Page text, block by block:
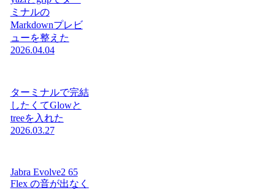
ミナルの
Markdownプレビ
ューを整えた
2026.04.04
ターミナルで完結
したくてGlowと
treeを入れた
2026.03.27
Jabra Evolve2 65
Flex の音が出なく